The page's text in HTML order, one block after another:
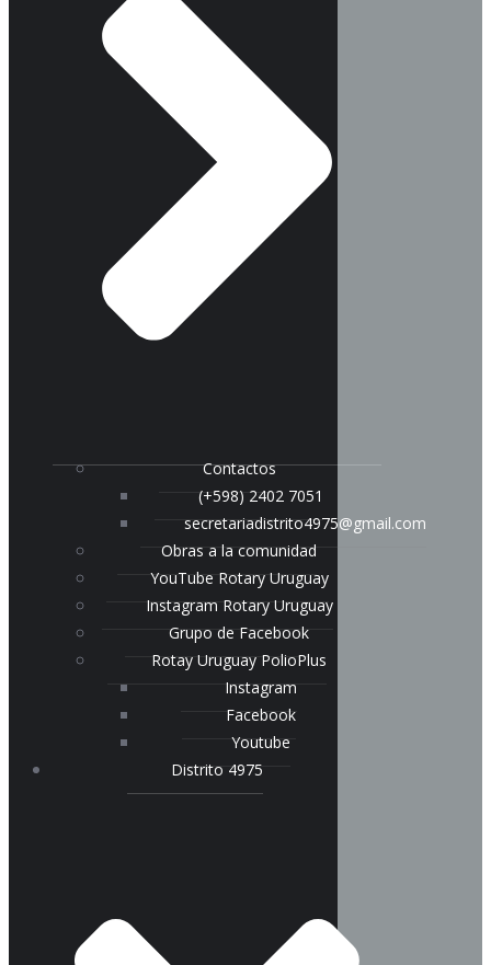
Contactos
(+598) 2402 7051
secretariadistrito4975@gmail.com
Obras a la comunidad
YouTube Rotary Uruguay
Instagram Rotary Uruguay
Grupo de Facebook
Rotay Uruguay PolioPlus
Instagram
Facebook
Youtube
Distrito 4975